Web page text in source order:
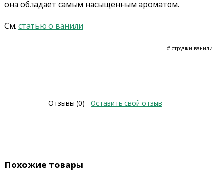
она обладает самым насыщенным ароматом.
См. статью о ванили
# стручки ванили
Отзывы (0) Оставить свой отзыв
Похожие товары